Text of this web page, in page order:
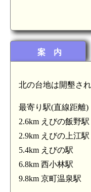
案 内
北の台地は開墾さ
最寄り駅(直線距離)
2.6km えびの飯野駅
2.9km えびの上江駅
5.4km えびの駅
6.8km 西小林駅
9.8km 京町温泉駅